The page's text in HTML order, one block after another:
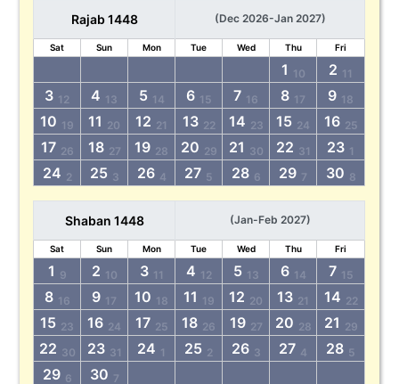
Rajab 1448 (Dec 2026-Jan 2027)
Sat Sun Mon Tue Wed Thu Fri
1 10 2 11
3 12 4 13 5 14 6 15 7 16 8 17 9 18
10 19 11 20 12 21 13 22 14 23 15 24 16 25
17 26 18 27 19 28 20 29 21 30 22 31 23 1
24 2 25 3 26 4 27 5 28 6 29 7 30 8
Shaban 1448 (Jan-Feb 2027)
Sat Sun Mon Tue Wed Thu Fri
1 9 2 10 3 11 4 12 5 13 6 14 7 15
8 16 9 17 10 18 11 19 12 20 13 21 14 22
15 23 16 24 17 25 18 26 19 27 20 28 21 29
22 30 23 31 24 1 25 2 26 3 27 4 28 5
29 6 30 7